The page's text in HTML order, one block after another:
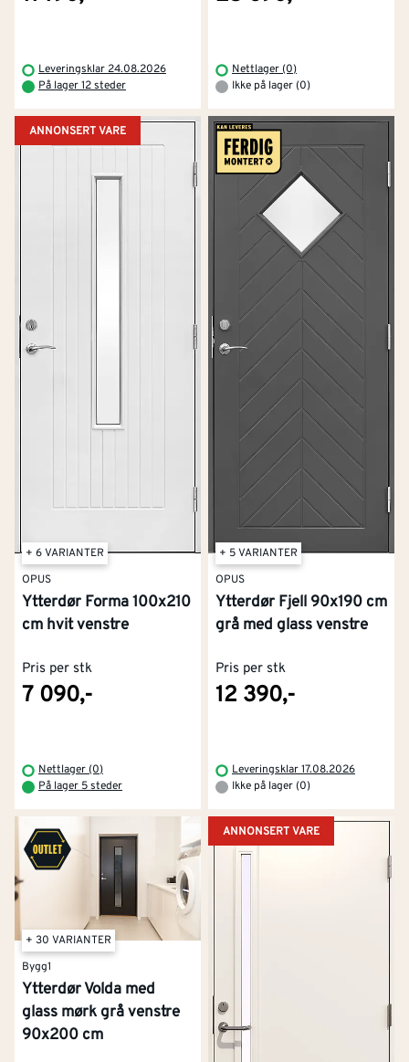
Leveringsklar 24.08.2026
På lager 12 steder
Nettlager (0)
Ikke på lager (0)
ANNONSERT VARE
+ 6 VARIANTER
OPUS
Ytterdør Forma 100x210
cm hvit venstre
Pris per stk
7 090,-
Nettlager (0)
På lager 5 steder
+ 5 VARIANTER
OPUS
Ytterdør Fjell 90x190 cm
grå med glass venstre
Pris per stk
12 390,-
Leveringsklar 17.08.2026
Ikke på lager (0)
+ 30 VARIANTER
Bygg1
Ytterdør Volda med
glass mørk grå venstre
90x200 cm
ANNONSERT VARE